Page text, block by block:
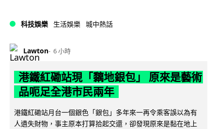
科技娛樂 生活娛樂 城中熱話
Lawton 6 小時
港鐵紅磡站現「黐地銀包」 原來是藝術
品呃足全港市民兩年
港鐵紅磡站月台一個銀色「銀包」多年來一再令乘客誤以為有
人遺失財物，事主原本打算拾起交還，卻發現原來是黏在地上